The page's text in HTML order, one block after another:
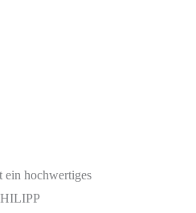
ein hochwertiges